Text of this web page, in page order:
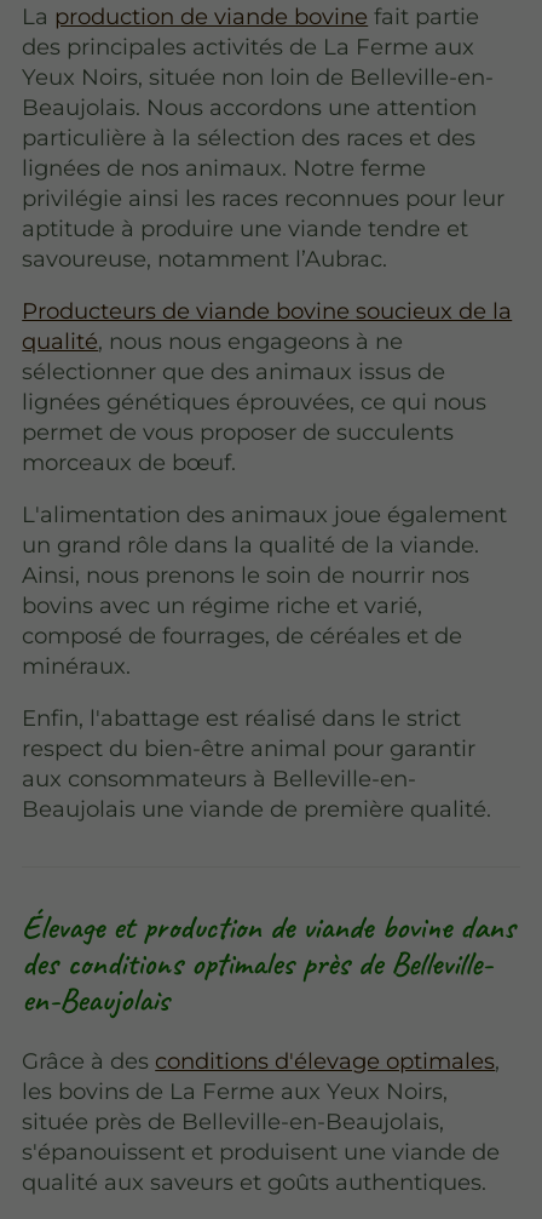
La production de viande bovine fait partie
des principales activités de La Ferme aux
Yeux Noirs, située non loin de Belleville-en-
Beaujolais. Nous accordons une attention
particulière à la sélection des races et des
lignées de nos animaux. Notre ferme
privilégie ainsi les races reconnues pour leur
aptitude à produire une viande tendre et
savoureuse, notamment l’Aubrac.
Producteurs de viande bovine soucieux de la
qualité, nous nous engageons à ne
sélectionner que des animaux issus de
lignées génétiques éprouvées, ce qui nous
permet de vous proposer de succulents
morceaux de bœuf.
L'alimentation des animaux joue également
un grand rôle dans la qualité de la viande.
Ainsi, nous prenons le soin de nourrir nos
bovins avec un régime riche et varié,
composé de fourrages, de céréales et de
minéraux.
Enfin, l'abattage est réalisé dans le strict
respect du bien-être animal pour garantir
aux consommateurs à Belleville-en-
Beaujolais une viande de première qualité.
Élevage et production de viande bovine dans
des conditions optimales près de Belleville-
en-Beaujolais
Grâce à des conditions d'élevage optimales,
les bovins de La Ferme aux Yeux Noirs,
située près de Belleville-en-Beaujolais,
s'épanouissent et produisent une viande de
qualité aux saveurs et goûts authentiques.